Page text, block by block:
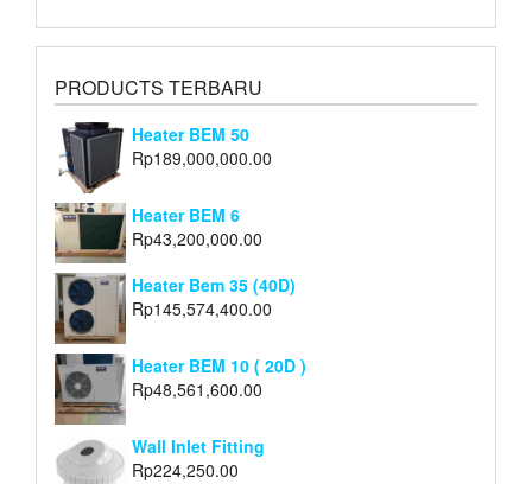
PRODUCTS TERBARU
Heater BEM 50
Rp189,000,000.00
Heater BEM 6
Rp43,200,000.00
Heater Bem 35 (40D)
Rp145,574,400.00
Heater BEM 10 ( 20D )
Rp48,561,600.00
Wall Inlet Fitting
Rp224,250.00